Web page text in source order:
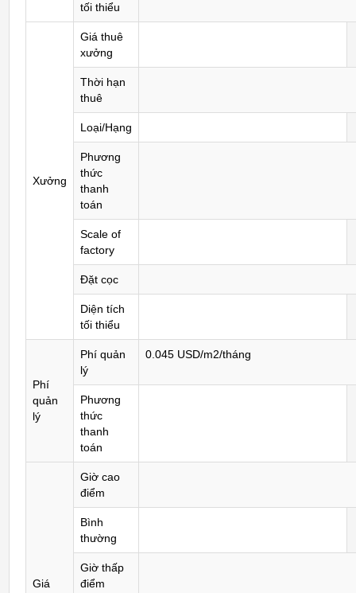
tối thiểu
Xưởng
Giá thuê
xưởng
Thời hạn
thuê
Loại/Hạng
Phương
thức
thanh
toán
Scale of
factory
Đặt cọc
Diện tích
tối thiểu
Phí
quản
lý
Phí quản
lý
0.045 USD/m2/tháng
Phương
thức
thanh
toán
Giá
Giờ cao
điểm
Bình
thường
Giờ thấp
điểm